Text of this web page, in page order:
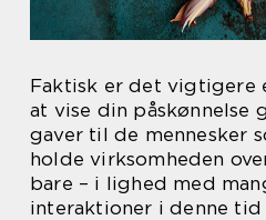
Faktisk er det vigtigere
at vise din påskønnelse
gaver til de mennesker
holde virksomheden
bare – i lighed med
interaktioner i denne